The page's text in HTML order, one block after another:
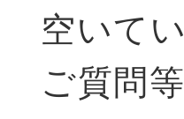
空いて
ご質問